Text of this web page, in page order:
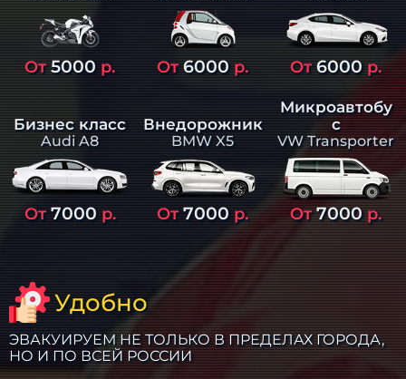
От5000 р. От6000р. От6000р.
Бизнес класс
Audi A8
От7000р.
Внедорожник
BMW X5
От7000 р.
Микроавтобу
с
VW Transporter
От7000р.
Удобно
ЭВАКУИРУЕМ НЕ ТОЛЬКО В ПРЕДЕЛАХ ГОРОДА,
НО И ПО ВСЕЙ РОССИИ